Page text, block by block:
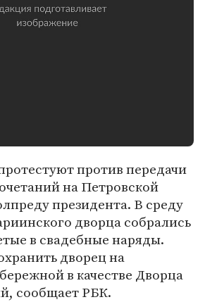
против передачи
на Петровской
президента. В среду
дворца собрались
в свадебные наряды.
дворец на
в качестве Дворца
сообщает РБК.